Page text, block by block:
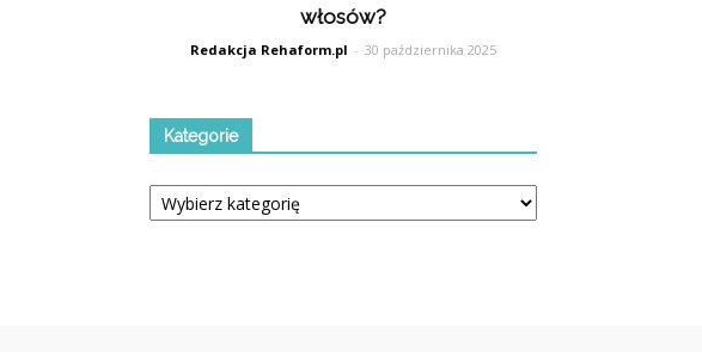
włosów?
Redakcja Rehaform.pl - 30 października 2025
Kategorie
Kategorie